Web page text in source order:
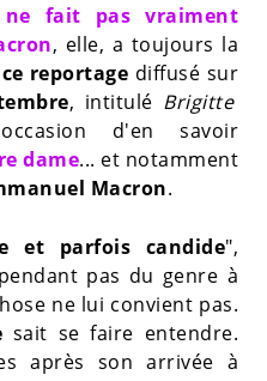
ne fait pas vraiment
, elle, a toujours la
ce reportage diffusé sur
, intitulé Brigitte
d'en savoir
dame... et notamment
Macron.
et parfois candide",
pas du genre à
ne lui convient pas.
sait se faire entendre.
après son arrivée à